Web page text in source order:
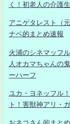
く！初老人の介護
アニゲタレスト（
ナベ的まとめ速報
火浦のシネマッフ
人オカマちゃんの
ーハーフ
ユカ・ヨネッフル
ト！害獣神アリ・